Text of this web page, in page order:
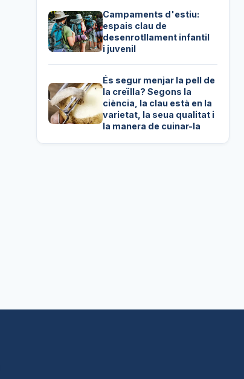
Campaments d'estiu:
espais clau de
desenrotllament infantil
i juvenil
És segur menjar la pell de
la creïlla? Segons la
ciència, la clau està en la
varietat, la seua qualitat i
la manera de cuinar-la